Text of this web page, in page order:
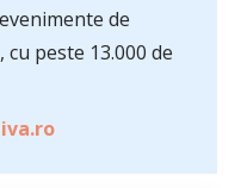
de
peste 13.000 de